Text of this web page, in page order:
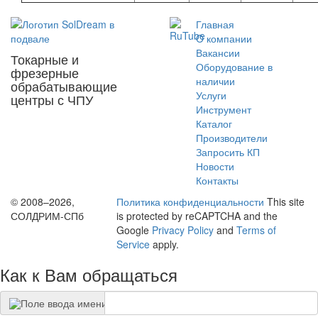
Токарные и
фрезерные
обрабатывающие
центры с ЧПУ
Главная
O компании
Вакансии
Оборудование в
наличии
Услуги
Инструмент
Каталог
Производители
Запросить КП
Новости
Контакты
© 2008–2026,
СОЛДРИМ-СПб
Политика конфиденциальности This site
is protected by reCAPTCHA and the
Google Privacy Policy andTerms of
Service apply.
Как к Вам обращаться